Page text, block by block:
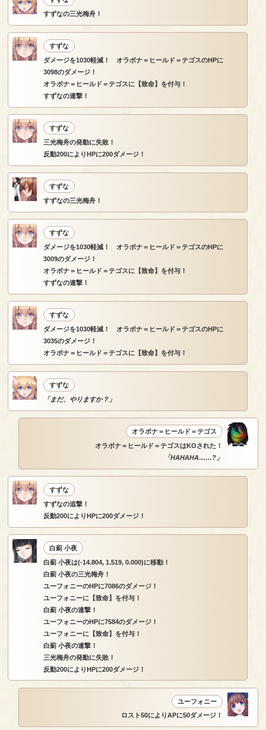
すずなの三光梅舟！
すずな
ダメージを1030軽減！ オラボナ＝ヒールド＝テゴスのHPに
3098のダメージ！
オラボナ＝ヒールド＝テゴスに【致命】を付与！
すずなの連撃！
すずな
三光梅舟の発動に失敗！
反動200によりHPに200ダメージ！
すずな
すずなの三光梅舟！
すずな
ダメージを1030軽減！ オラボナ＝ヒールド＝テゴスのHPに
3009のダメージ！
オラボナ＝ヒールド＝テゴスに【致命】を付与！
すずなの連撃！
すずな
ダメージを1030軽減！ オラボナ＝ヒールド＝テゴスのHPに
3035のダメージ！
オラボナ＝ヒールド＝テゴスに【致命】を付与！
すずな
「まだ、やりますか？」
オラボナ＝ヒールド＝テゴス
オラボナ＝ヒールド＝テゴスはKOされた！
「HAHAHA……?」
すずな
すずなの追撃！
反動200によりHPに200ダメージ！
白薊 小夜
白薊 小夜は(-14.804, 1.519, 0.000)に移動！
白薊 小夜の三光梅舟！
ユーフォニーのHPに7086のダメージ！
ユーフォニーに【致命】を付与！
白薊 小夜の連撃！
ユーフォニーのHPに7584のダメージ！
ユーフォニーに【致命】を付与！
白薊 小夜の連撃！
三光梅舟の発動に失敗！
反動200によりHPに200ダメージ！
ユーフォニー
ロスト50によりAPに50ダメージ！